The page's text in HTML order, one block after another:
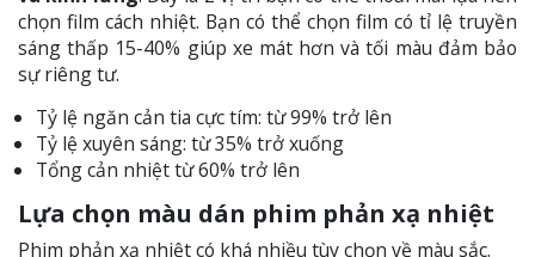
chọn film cách nhiệt. Bạn có thể chọn film có tỉ lệ truyền
sáng thấp 15-40% giúp xe mát hơn và tối màu đảm bảo
sự riêng tư.
Tỷ lệ ngăn cản tia cực tím: từ 99% trở lên
Tỷ lệ xuyên sáng: từ 35% trở xuống
Tổng cản nhiệt từ 60% trở lên
Lựa chọn màu dán phim phản xạ nhiệt
Phim phản xạ nhiệt có khá nhiều tùy chọn về màu sắc.